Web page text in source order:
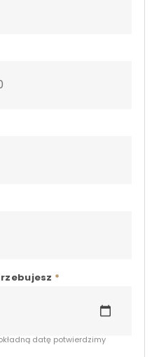
*
datę potwierdzimy